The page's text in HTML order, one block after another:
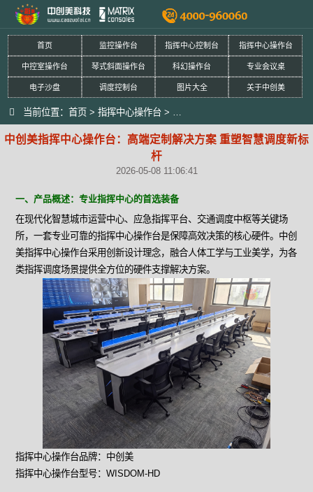
首页 监控操作台 指挥中心控制台 指挥中心操作台
中控室操作台 琴式斜面操作台 科幻操作台 专业会议桌
电子沙盘 调度控制台 图片大全 关于中创美
当前位置：首页 > 指挥中心操作台 > 中创美指挥中心操作台：高端定
中创美指挥中心操作台：高端定制解决方案 重塑智慧调度新标
杆
2026-05-08 11:06:41
一、产品概述：专业指挥中心的首选装备
在现代化智慧城市运营中心、应急指挥平台、交通调度中枢等关键场
所，一套专业可靠的指挥中心操作台是保障高效决策的核心硬件。中创
美指挥中心操作台采用创新设计理念，融合人体工学与工业美学，为各
类指挥调度场景提供全方位的硬件支撑解决方案。
指挥中心操作台品牌：中创美
指挥中心操作台型号：WISDOM-HD